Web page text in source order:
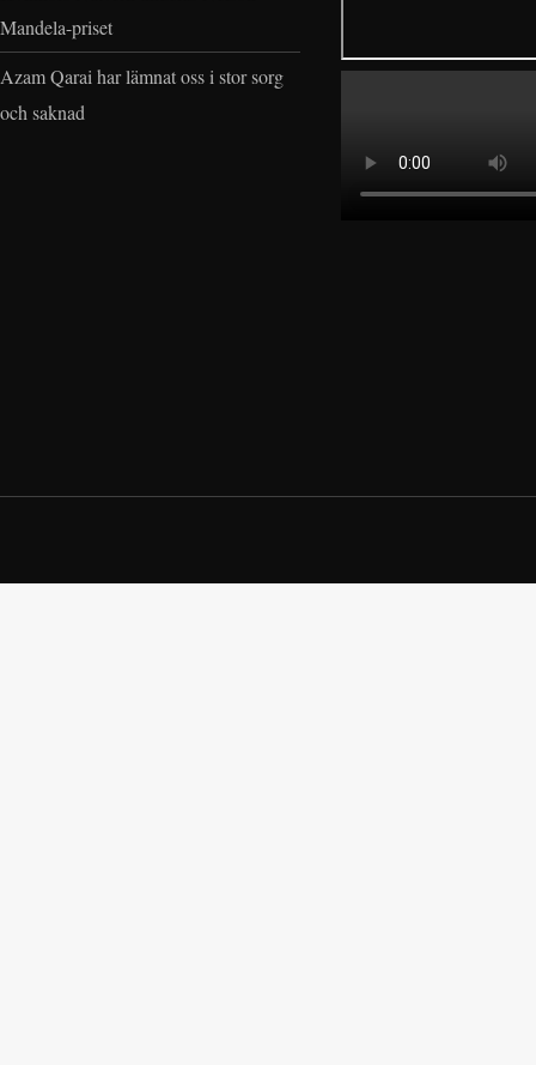
Mandela-priset
Azam Qarai har lämnat oss i stor sorg
och saknad